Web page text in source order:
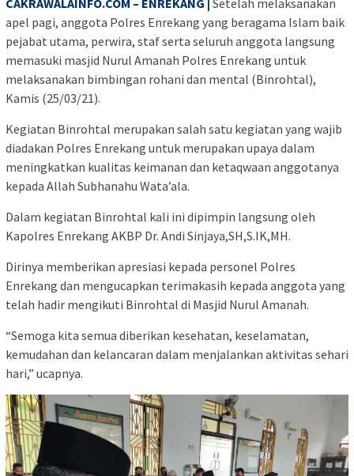
CAKRAWALAINFO.COM – ENREKANG | Setelah melaksanakan
apel pagi, anggota Polres Enrekang yang beragama Islam baik
pejabat utama, perwira, staf serta seluruh anggota langsung
memasuki masjid Nurul Amanah Polres Enrekang untuk
melaksanakan bimbingan rohani dan mental (Binrohtal),
Kamis (25/03/21).
Kegiatan Binrohtal merupakan salah satu kegiatan yang wajib
diadakan Polres Enrekang untuk merupakan upaya dalam
meningkatkan kualitas keimanan dan ketaqwaan anggotanya
kepada Allah Subhanahu Wata’ala.
Dalam kegiatan Binrohtal kali ini dipimpin langsung oleh
Kapolres Enrekang AKBP Dr. Andi Sinjaya,SH,S.IK,MH.
Dirinya memberikan apresiasi kepada personel Polres
Enrekang dan mengucapkan terimakasih kepada anggota yang
telah hadir mengikuti Binrohtal di Masjid Nurul Amanah.
“Semoga kita semua diberikan kesehatan, keselamatan,
kemudahan dan kelancaran dalam menjalankan aktivitas sehari
hari,” ucapnya.